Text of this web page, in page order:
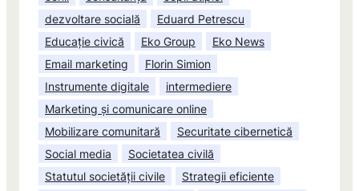
dezvoltare socială
Eduard Petrescu
Educație civică
Eko Group
Eko News
Email marketing
Florin Simion
Instrumente digitale
intermediere
Marketing și comunicare online
Mobilizare comunitară
Securitate cibernetică
Social media
Societatea civilă
Statutul societății civile
Strategii eficiente